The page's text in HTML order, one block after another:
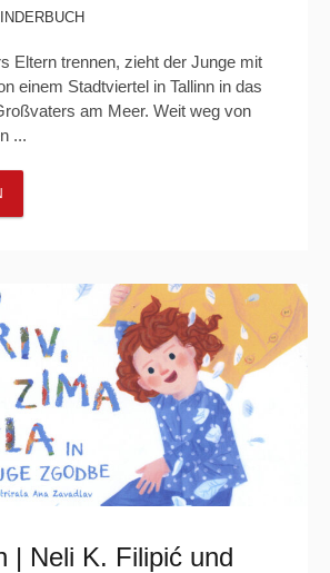
Eltern trennen, zieht der Junge mit
einem Stadtviertel in Tallinn in das
am Meer. Weit weg von
...
| Neli K. Filipić und